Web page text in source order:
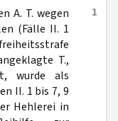
1
A. T. wegen
(Fälle II. 1
T.,
wurde als
II. 1 bis 7, 9
Hehlerei in